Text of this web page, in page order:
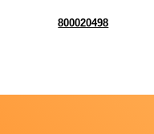
800020498